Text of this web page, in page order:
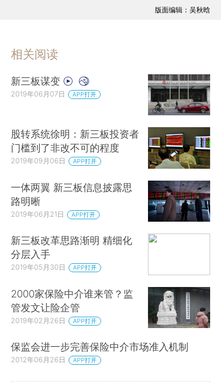
版面编辑：吴秋晗
相关阅读
新三板谋变
2019年06月07日 APP打开
股转系统徐明：新三板投资者
门槛到了非改不可的程度
2019年09月06日 APP打开
一体两翼 新三板信息披露思
路明晰
2019年06月21日 APP打开
新三板改革思路渐明 精细化
分层入手
2019年05月30日 APP打开
2000家保险中介谁来管？监
管发文让险企管
2019年02月26日 APP打开
保监会进一步完善保险中介市场准入机制
2012年06月26日 APP打开